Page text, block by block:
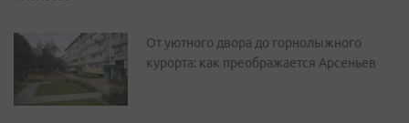
От уютного двора до горнолыжного
курорта: как преображается Арсеньев